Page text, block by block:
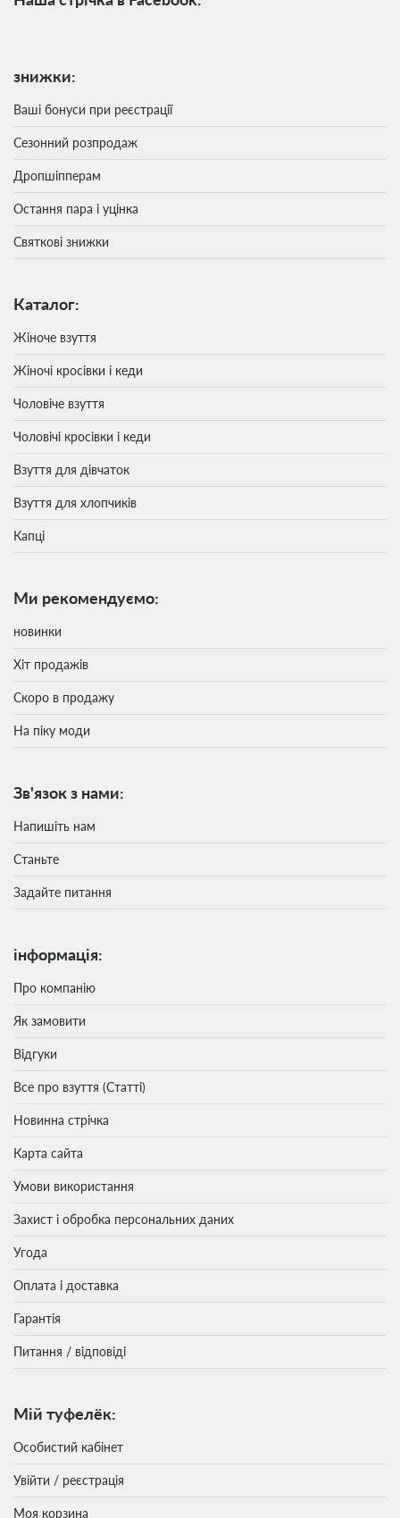
знижки:
Ваші бонуси при реєстрації
Сезонний розпродаж
Дропшіпперам
Остання пара і уцінка
Святкові знижки
Каталог:
Жіноче взуття
Жіночі кросівки і кеди
Чоловіче взуття
Чоловічі кросівки і кеди
Взуття для дівчаток
Взуття для хлопчиків
Капці
Ми рекомендуємо:
новинки
Хіт продажів
Скоро в продажу
На піку моди
Зв'язок з нами:
Напишіть нам
Станьте
Задайте питання
інформація:
Про компанію
Як замовити
Відгуки
Все про взуття (Статті)
Новинна стрічка
Карта сайта
Умови використання
Захист і обробка персональних даних
Угода
Оплата і доставка
Гарантія
Питання / відповіді
Мій туфелёк:
Особистий кабінет
Увійти / реєстрація
Моя корзина